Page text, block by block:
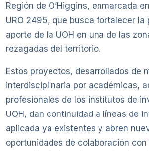
Región de O’Higgins, enmarcada
URO 2495, que busca fortalecer la
aporte de la UOH en una de las
rezagadas del territorio.
Estos proyectos, desarrollados de
interdisciplinaria por académicas,
profesionales de los institutos de
UOH, dan continuidad a líneas de
aplicada ya existentes y abren
oportunidades de colaboración con